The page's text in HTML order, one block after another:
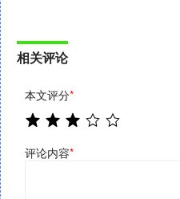
相关评论
本文评分*
评论内容*